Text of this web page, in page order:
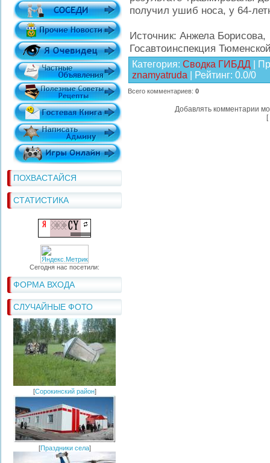
ПОХВАСТАЙСЯ
СТАТИСТИКА
Сегодня нас посетили:
ФОРМА ВХОДА
СЛУЧАЙНЫЕ ФОТО
[Сорокинский район]
[Праздники села]
получил ушиб носа, у 64-
Источник: Анжела Борисова,
Госавтоинспекция
Категория: Сводка ГИБДД
znamyatruda
Рейтинг: 0.0/0
Всего комментариев: 0
Добавлять комментарии
[